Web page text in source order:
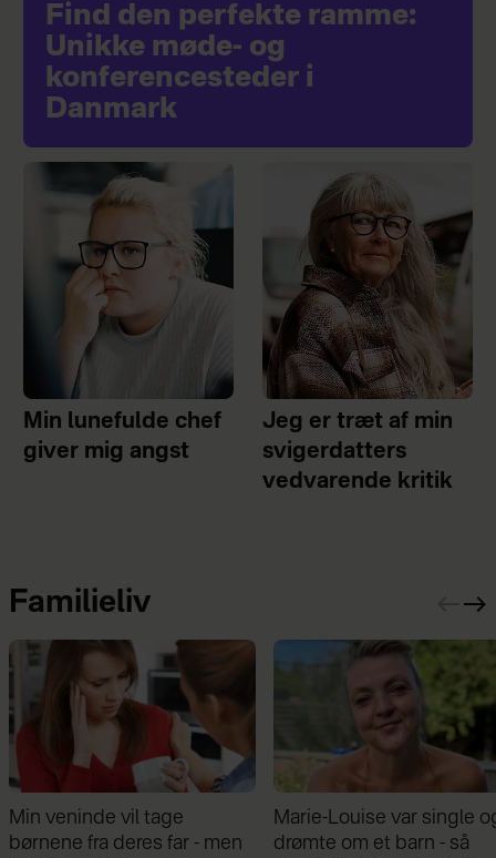
Find den perfekte ramme:
Unikke møde- og
konferencesteder i
Danmark
Min lunefulde chef
giver mig angst
Jeg er træt af min
svigerdatters
vedvarende kritik
Familieliv
Min veninde vil tage
børnene fra deres far - men
Marie-Louise var single
drømte om et barn - så